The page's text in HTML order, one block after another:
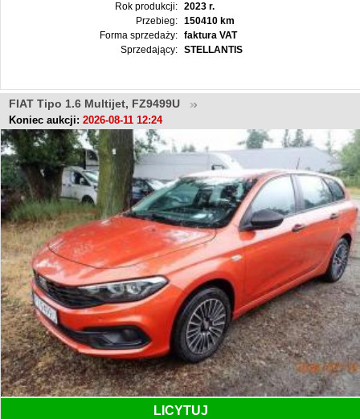
Rok produkcji:
2023 r.
Przebieg:
150410 km
Forma sprzedaży:
faktura VAT
Sprzedający:
STELLANTIS
FIAT Tipo 1.6 Multijet, FZ9499U
Koniec aukcji: 2026-08-11 12:24
LICYTUJ